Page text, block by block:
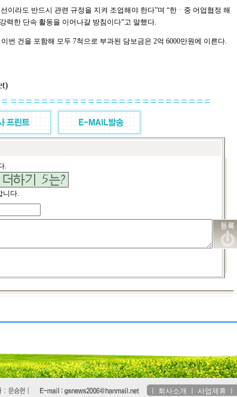
이라도 반드시 관련 규정을 지켜 조업해야 한다”며 “한ㆍ중 어업협정 해
력한 단속 활동을 이어나갈 방침이다”고 말했다.
번 건을 포함해 모두 7척으로 부과된 담보금은 2억 6000만원에 이른다.
.
니다.
회사소개 사업제휴